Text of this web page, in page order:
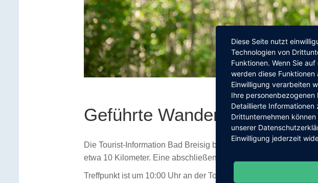
Geführte Wanderung zur
Die Tourist-Information Bad Breisig bietet am Samstag, den 5.
etwa 10 Kilometer. Eine abschließende Einkehr in der
Treffpunkt ist um 10:00 Uhr an der Tourist-Information Bad
Diese Seite nutzt
Technologien von
Funktionen. Wenn Sie
werden diese
Einwilligung verarbeiten
Ihre personenbezogenen
Detaillierte Informationen
Drittunternehmen
unserer
Einwilligung jederzeit